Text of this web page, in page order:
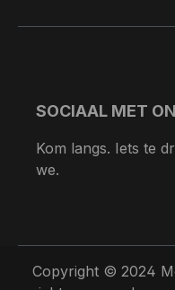
SOCIAAL MET
Kom langs. Iets te
we.
Copyright © 2024